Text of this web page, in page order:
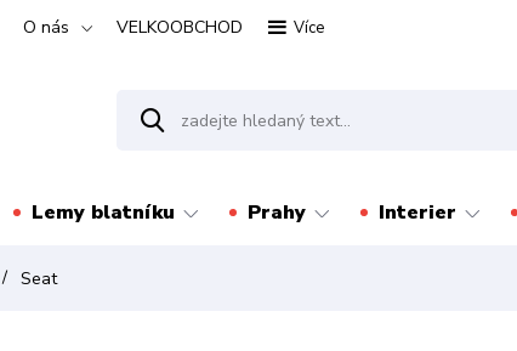
O nás VELKOOBCHOD Více
Lemy blatníku Prahy Interier
Seat